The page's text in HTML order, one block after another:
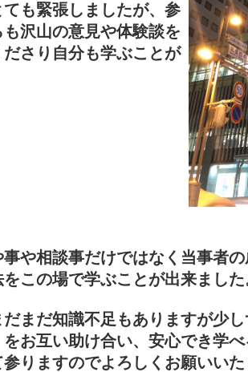
も緊張しましたが、参
沢山の意見や体験談を
さり自分も学ぶことが
事や相談事だけではなく当事者
この場で学ぶことが出来ました
まだ知識不足もありますが少
お互い助け合い、 安心でき学
参りますのでよろしくお願いい